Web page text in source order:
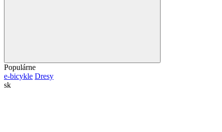
Populárne
e-bicykle Dresy
sk